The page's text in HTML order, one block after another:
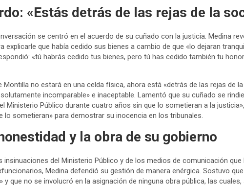
«Estás detrás de las rejas de la
se centró en el acuerdo de su cuñado con la justicia. Medina
explicarle que había cedido sus bienes a cambio de que «lo dejaran
«tú habrás cedido tus bienes, pero tú has cedido también tu
Montilla no estará en una celda física, ahora está «detrás de las rejas de
incomparable» e inaceptable. Lamentó que su cuñado se
Ministerio Público durante cuatro años sin que lo sometieran a la
lo sometieran» para demostrar su inocencia en los tribunales.
y la obra de su gobierno
del Ministerio Público y de los medios de comunicación que
Medina defendió su gestión de manera enérgica. Sostuvo
y que no se involucró en la asignación de ninguna obra pública, las cuales,